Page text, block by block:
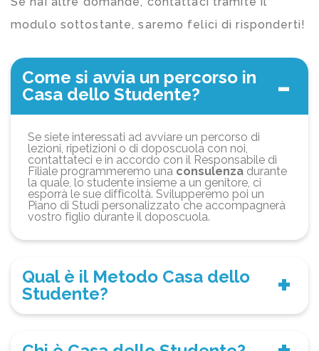
modulo sottostante, saremo felici di risponderti!
Come si avvia un percorso in
Casa dello Studente?
Se siete interessati ad avviare un percorso di
lezioni, ripetizioni o di doposcuola con noi,
contattateci e in accordo con il Responsabile di
Filiale programmeremo una consulenza durante
la quale, lo studente insieme a un genitore, ci
esporrà le sue difficoltà. Svilupperemo poi un
Piano di Studi personalizzato che accompagnerà
vostro figlio durante il doposcuola.
Qual è il Metodo Casa dello
Studente?